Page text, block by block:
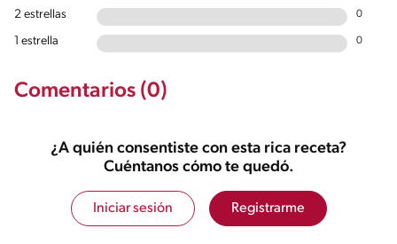
2 estrellas 0
1 estrella 0
Comentarios (0)
¿A quién consentiste con esta rica receta?
Cuéntanos cómo te quedó.
Iniciar sesión Registrarme